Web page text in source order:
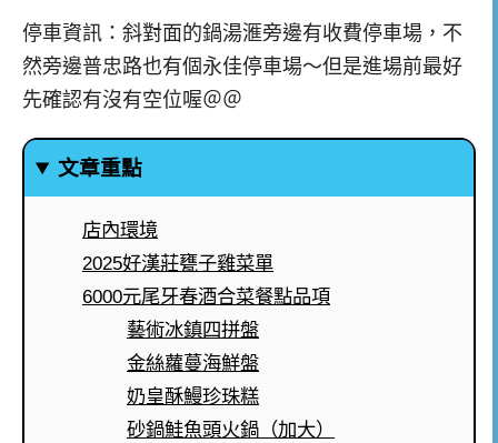
停車資訊：斜對面的鍋湯滙旁邊有收費停車場，不
然旁邊普忠路也有個永佳停車場～但是進場前最好
先確認有沒有空位喔＠＠
文章重點
店內環境
2025好漢莊甕子雞菜單
6000元尾牙春酒合菜餐點品項
藝術冰鎮四拼盤
金絲蘿蔓海鮮盤
奶皇酥鰻珍珠糕
砂鍋鮭魚頭火鍋（加大）